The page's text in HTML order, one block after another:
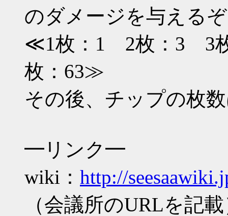
のダメージを与える
≪1枚：1 2枚：3 3
枚：63≫
その後、チップの枚
━リンク━
wiki： http://
（会議所のURLを記